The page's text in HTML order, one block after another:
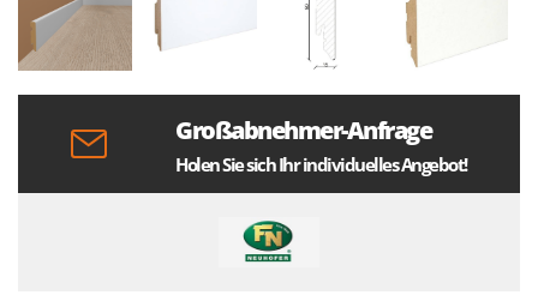
Großabnehmer-Anfrage
Holen Sie sich Ihr individuelles Angebot!